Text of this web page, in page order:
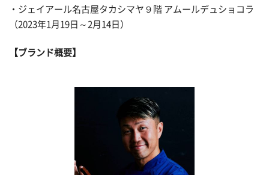
・ジェイアール名古屋タカシマヤ９階 アムールデュショコラ
（2023年1月19日～2月14日）
【ブランド概要】